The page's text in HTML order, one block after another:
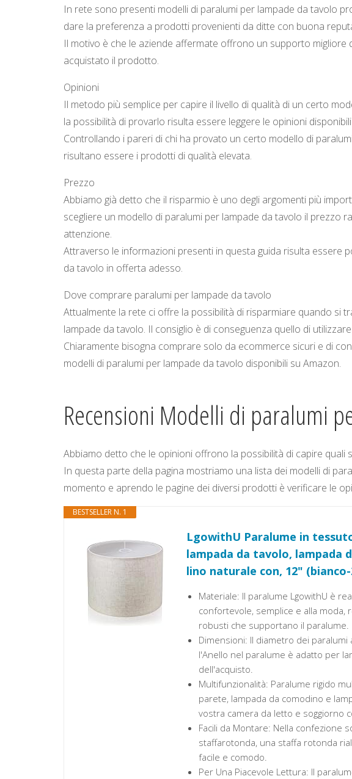
In rete sono presenti modelli di paralumi per lampade da tavolo
dare la preferenza a prodotti provenienti da ditte con buona
Il motivo è che le aziende affermate offrono un supporto
acquistato il prodotto.
Opinioni
Il metodo più semplice per capire il livello di qualità di un certo
la possibilità di provarlo risulta essere leggere le opinioni
Controllando i pareri di chi ha provato un certo modello di
risultano essere i prodotti di qualità elevata.
Prezzo
Abbiamo già detto che il risparmio è uno degli argomenti più
scegliere un modello di paralumi per lampade da tavolo il prezzo
attenzione.
Attraverso le informazioni presenti in questa guida risulta essere
da tavolo in offerta adesso.
Dove comprare paralumi per lampade da tavolo
Attualmente la rete ci offre la possibilità di risparmiare quando si
lampade da tavolo. Il consiglio è di conseguenza quello di
Chiaramente bisogna comprare solo da ecommerce sicuri e di
modelli di paralumi per lampade da tavolo disponibili su Amazon.
Recensioni Modelli di paralumi
Abbiamo detto che le opinioni offrono la possibilità di capire quali
In questa parte della pagina mostriamo una lista dei modelli di
momento e aprendo le pagine dei diversi prodotti è verificare le
BESTSELLER N. 1
LgowithU Paralume in
lampada da tavolo, lampada
lino naturale con, 12"
Materiale: Il paralume LgowithU è
confortevole, semplice e alla
robusti che supportano il paralume.
Dimensioni: Il diametro dei
l'Anello nel paralume è adatto per
dell'acquisto.
Multifunzionalità: Paralume rigido
parete, lampada da comodino e
vostra camera da letto e soggiorno
Facili da Montare: Nella confezione
staffarotonda, una staffa rotonda
facile e comodo.
Per Una Piacevole Lettura: Il